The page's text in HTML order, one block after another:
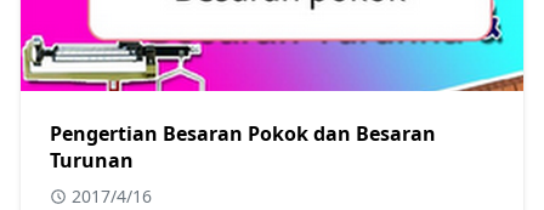
Pengertian Besaran Pokok dan Besaran
Turunan
2017/4/16